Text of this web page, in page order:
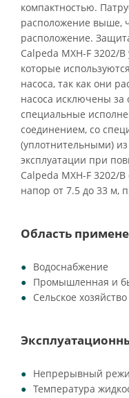
компактностью.
расположение выше,
расположение.
Calpeda MXH-F 3202/
которые
насоса, так как они
насоса исключены за
специальные
соединением, со
(уплотнительными)
эксплуатации при
Calpeda MXH-F 3202/
напор от 7.5 до 33 м,
Область
Водоснабжение
Промышленная и
Сельское
Непрерывный
Температура